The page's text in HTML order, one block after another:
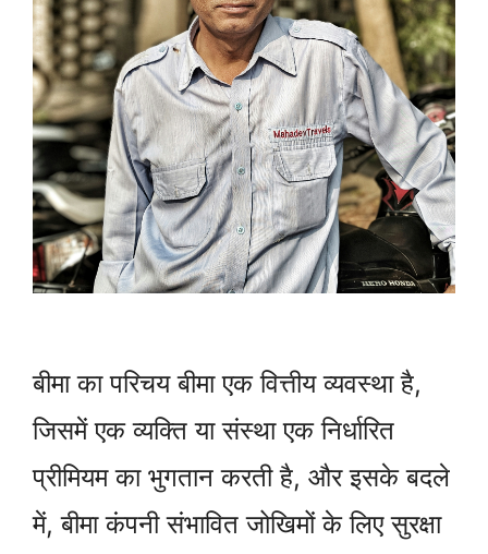
बीमा का परिचय बीमा एक वित्तीय व्यवस्था है,
जिसमें एक व्यक्ति या संस्था एक निर्धारित
प्रीमियम का भुगतान करती है, और इसके बदले
में, बीमा कंपनी संभावित जोखिमों के लिए सुरक्षा